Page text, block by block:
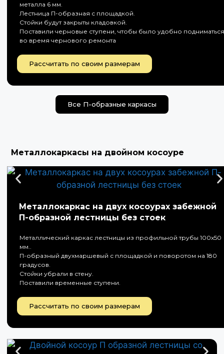
металла 6 мм.
Лестница П-образная с площадкой.
Стойки будут закрыты кладовкой.
Поставили черновые ступени, чтобы было удобно подниматься
во время чернового ремонта
Рассчитать по своим размерам
Все П-образные каркасы
Металлокаркасы на двойном косоуре
Металлокаркас на двух косоурах забежной
П-образной лестницы без стоек
Металлический каркас лестницы из профильной трубы 100х50
мм..
П-образный двухмаршевый с площадкой и поворотом на 180
градусов.
Стойки убрали в стену.
Поставили временные ступени.
Рассчитать по своим размерам